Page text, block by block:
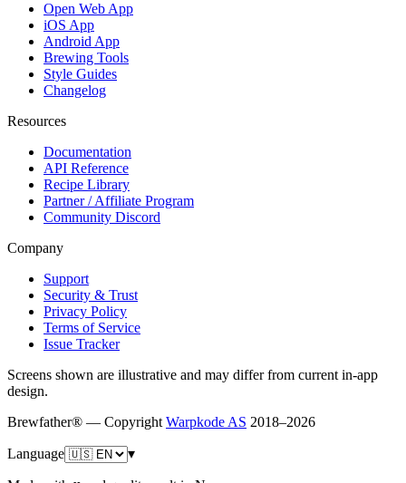
Open Web App
iOS App
Android App
Brewing Tools
Style Guides
Changelog
Resources
Documentation
API Reference
Recipe Library
Partner / Affiliate Program
Community Discord
Company
Support
Security & Trust
Privacy Policy
Terms of Service
Issue Tracker
Screens shown are illustrative and may differ from current in-app
design.
Brewfather® — Copyright Warpkode AS 2018–2026
Language ▾